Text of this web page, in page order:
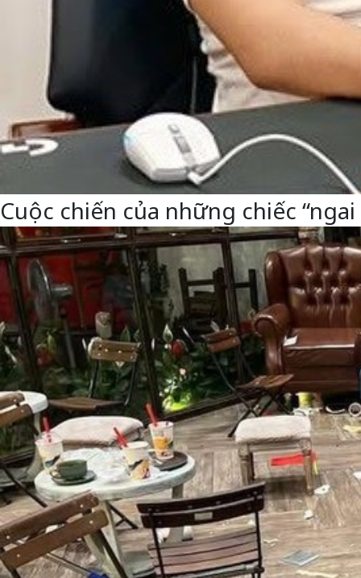
Cuộc chiến của những chiếc